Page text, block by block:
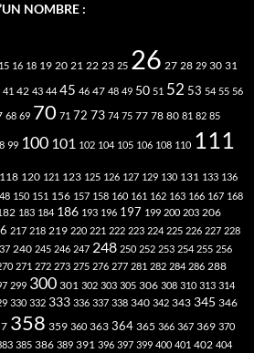
NOMBRE :
15 16 18 19 20 21 22 23 25 26 27 28 29 30 31
41 42 43 44 45 46 47 48 49 50 51 52 53 54 55 56
68 69 70 71 72 73 74 75 77 78 80 81 82 85
99 100 101 102 104 105 106 108 110 111
118 120 121 123 125 126 127 129 130 131 133 136
150 151 156 157 158 160 161 162 163 166 167 168
183 184 186 193 196 197 199 200 203 206
217 218 219 220 221 222 223 224 225 226 227 228
240 245 246 247 248 250 252 253 254 255 256
271 272 273 275 276 277 281 282 284 286 288
299 300 301 302 303 305 306 308 310 313 314
330 332 333 336 337 338 340 342 343 345 346
358 359 360 363 364 365 366 367 369 370
385 386 389 391 396 397 399 400 401 402 404